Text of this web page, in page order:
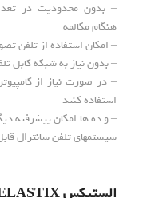
– بدون محدودیت در
هنگام مکالمه
– امکان استفاده از تلفن
– بدون نیاز به شبکه کابل
– در صورت نیاز از
استفاده کنید
– و ده ها امکان پیشرفته
سیستمهای تلفن سانترال
الستیکس ELASTIX چیست؟